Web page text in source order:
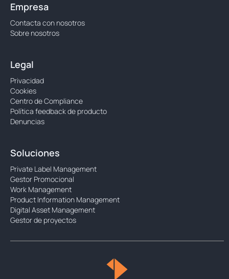
Empresa
Contacta con nosotros
Sobre nosotros
Legal
Privacidad
Cookies
Centro de Compliance
Política feedback de producto
Denuncias
Soluciones
Private Label Management
Gestor Promocional
Work Management
Product Information Management
Digital Asset Management
Gestor de proyectos